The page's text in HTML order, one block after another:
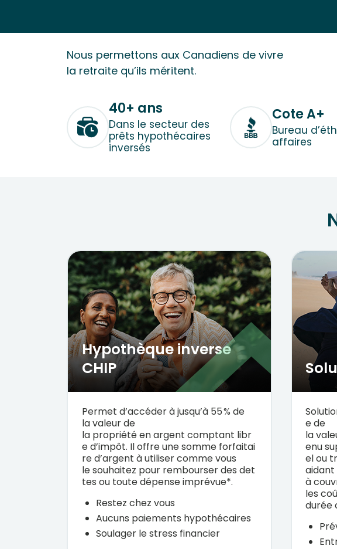
Nous permettons aux Canadiens de vivre
la retraite qu’ils méritent.
40+ ans
Dans le secteur des
prêts hypothécaires
inversés
Cote A+
Bureau
affaires
Hypothèque inverse
CHIP
Permet d’accéderàjusqu’à55 % de
lavaleurde
la propriétéenargent comptant libr
ed’impôt. Iloffreunesomme forfaitai
red’argent àutilisercommevous
lesouhaitez pour rembourserdes det
tes outoutedépenseimprévue*.
Restez chez vous
Aucuns paiements hypothécaires
Soulager le stress financier
ede
la
enu
elou
aidant
à
les
durée